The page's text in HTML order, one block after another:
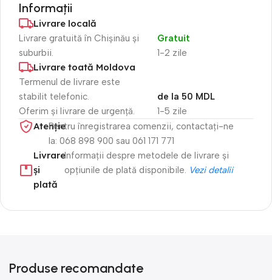
Informații
Livrare locală
Livrare gratuită în Chișinău și
suburbii.
1-2 zile
Gratuit
Livrare toată Moldova
Termenul de livrare este
stabilit telefonic.
Oferim și livrare de urgență.
1-5 zile
de la 50 MDL
Atenție​Pentru înregistrarea comenzii, contactați-ne
la: 068 898 900 sau 061 171 771
Livrare
și
plată
Informații despre metodele de livrare și
opțiunile de plată disponibile. Vezi detalii
Produse recomandate